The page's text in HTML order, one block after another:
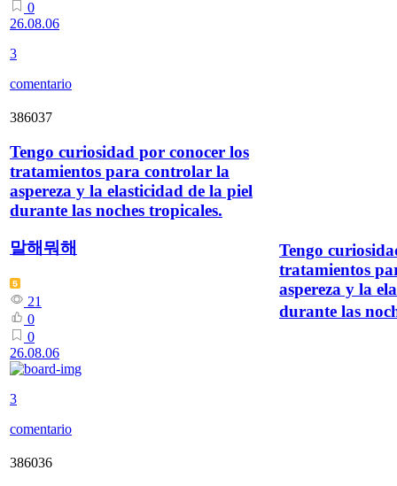
0
26.08.06
3
comentario
386037
Tengo curiosidad por conocer los
tratamientos para controlar la
aspereza y la elasticidad de la piel
durante las noches tropicales.
말해뭐해
21
0
0
26.08.06
3
comentario
Tengo
tratamientos
aspereza y la
durante las
386036